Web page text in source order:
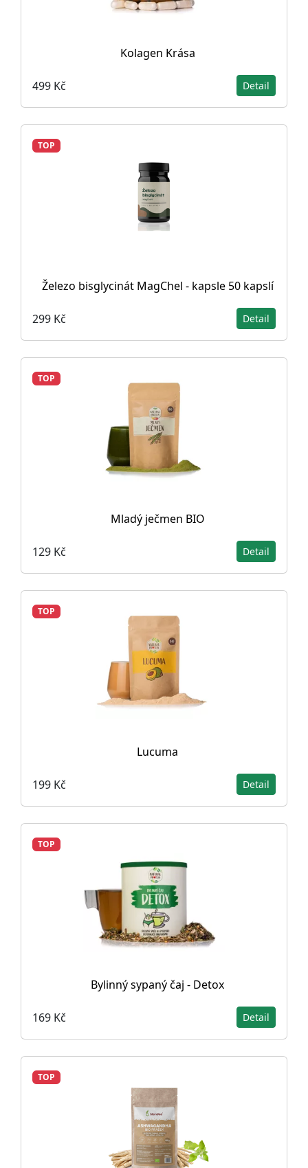
Kolagen Krása
499 Kč Detail
TOP
Železo bisglycinát MagChel - kapsle 50 kapslí
299 Kč Detail
TOP
Mladý ječmen BIO
129 Kč Detail
TOP
Lucuma
199 Kč Detail
TOP
Bylinný sypaný čaj - Detox
169 Kč Detail
TOP